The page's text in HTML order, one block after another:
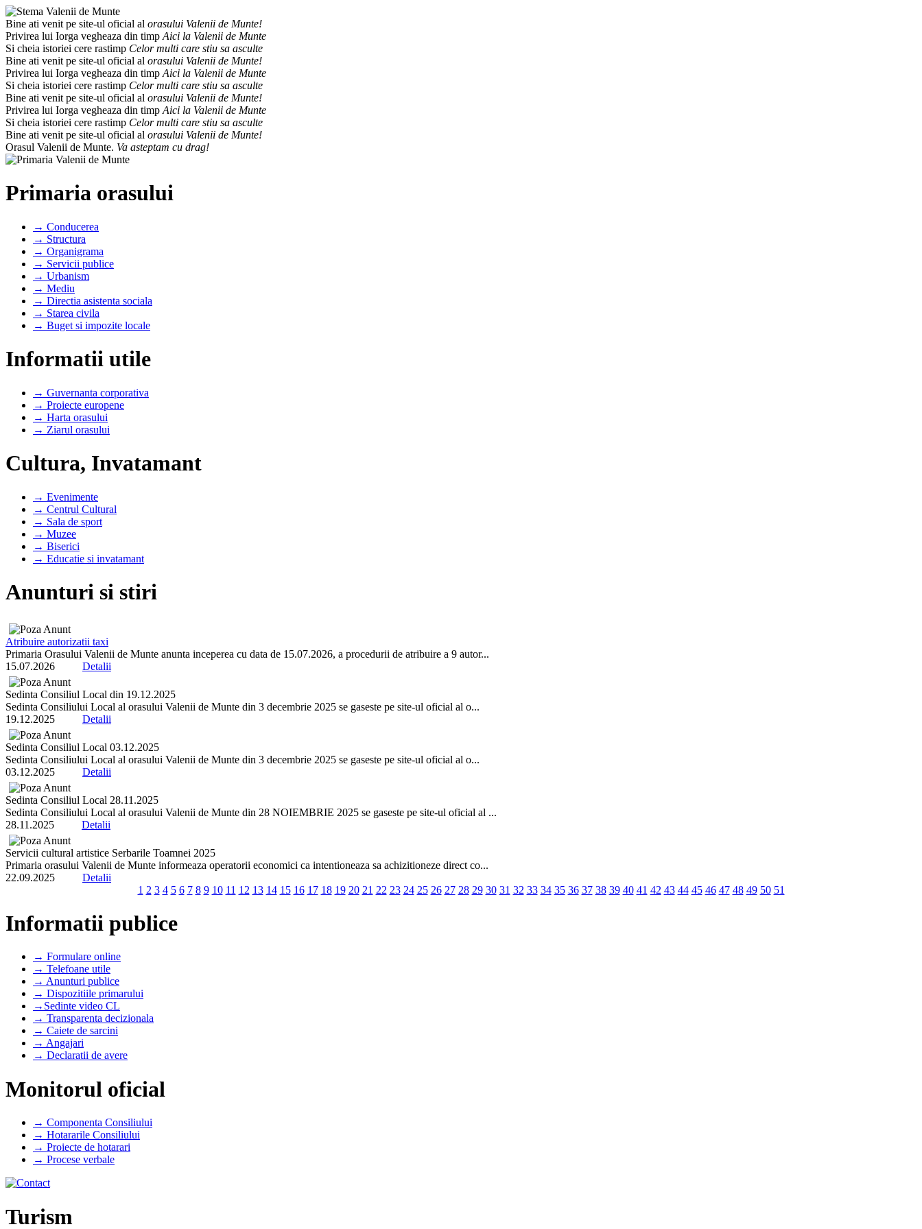
Bine ati venit pe site-ul oficial al orasului Valenii de Munte!
Privirea lui Iorga vegheaza din timp Aici la Valenii de Munte
Si cheia istoriei cere rastimp Celor multi care stiu sa asculte
Bine ati venit pe site-ul oficial al orasului Valenii de Munte!
Privirea lui Iorga vegheaza din timp Aici la Valenii de Munte
Si cheia istoriei cere rastimp Celor multi care stiu sa asculte
Bine ati venit pe site-ul oficial al orasului Valenii de Munte!
Privirea lui Iorga vegheaza din timp Aici la Valenii de Munte
Si cheia istoriei cere rastimp Celor multi care stiu sa asculte
Bine ati venit pe site-ul oficial al orasului Valenii de Munte!
Orasul Valenii de Munte. Va asteptam cu drag!
Primaria orasului
→ Conducerea
→ Structura
→ Organigrama
→ Servicii publice
→ Urbanism
→ Mediu
→ Directia asistenta sociala
→ Starea civila
→ Buget si impozite locale
Informatii utile
→ Guvernanta corporativa
→ Proiecte europene
→ Harta orasului
→ Ziarul orasului
Cultura, Invatamant
→ Evenimente
→ Centrul Cultural
→ Sala de sport
→ Muzee
→ Biserici
→ Educatie si invatamant
Anunturi si stiri
Atribuire autorizatii taxi
Primaria Orasului Valenii de Munte anunta inceperea cu data de 15.07.2026, a procedurii de atribuire a 9 autor...
15.07.2026 Detalii
Sedinta Consiliul Local din 19.12.2025
Sedinta Consiliului Local al orasului Valenii de Munte din 3 decembrie 2025 se gaseste pe site-ul oficial al o...
19.12.2025 Detalii
Sedinta Consiliul Local 03.12.2025
Sedinta Consiliului Local al orasului Valenii de Munte din 3 decembrie 2025 se gaseste pe site-ul oficial al o...
03.12.2025 Detalii
Sedinta Consiliul Local 28.11.2025
Sedinta Consiliului Local al orasului Valenii de Munte din 28 NOIEMBRIE 2025 se gaseste pe site-ul oficial al ...
28.11.2025 Detalii
Servicii cultural artistice Serbarile Toamnei 2025
Primaria orasului Valenii de Munte informeaza operatorii economici ca intentioneaza sa achizitioneze direct co...
22.09.2025 Detalii
1 2 3 4 5 6 7 8 9 10 11 12 13 14 15 16 17 18 19 20 21 22 23 24 25 26 27 28 29 30 31 32 33 34 35 36 37 38 39 40 41 42 43 44 45 46 47 48 49 50 51
Informatii publice
→ Formulare online
→ Telefoane utile
→ Anunturi publice
→ Dispozitiile primarului
→Sedinte video CL
→ Transparenta decizionala
→ Caiete de sarcini
→ Angajari
→ Declaratii de avere
Monitorul oficial
→ Componenta Consiliului
→ Hotararile Consiliului
→ Proiecte de hotarari
→ Procese verbale
Turism